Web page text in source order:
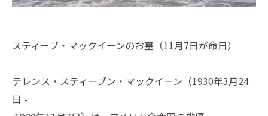
スティーブ・マックイーンのお墓（11月7日が命日）
テレンス・スティーブン・マックイーン（1930年3月24
日 -